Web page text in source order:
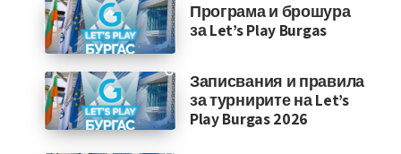
Програма и брошура
за Let’s Play Burgas
Записвания и правила
за турнирите на Let’s
Play Burgas 2026